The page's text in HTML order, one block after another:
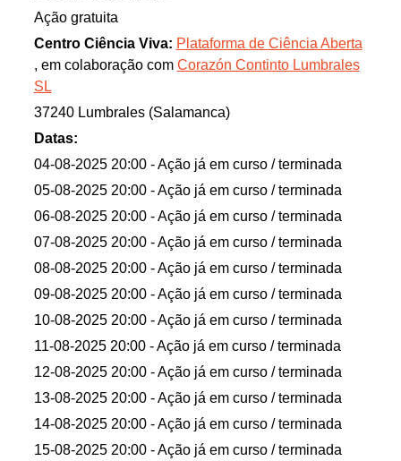
La iniciativa Oeste de Salamanca con los cinco
sentidos consiste en degustaciones de vino y aove
elaborados en el territorio, con un enfoque
divulgativo, experiencial y sensorial. El objetivo es
dar a conocer al público que visita el territorio la
diversidad y la identidad de los productos propios,
específicamente el vino y el aceite de oliva virgen
extra.
PT:
Corazón Continto Lumbrales é uma empresa
dedicada à promoção e comercialização de vinhos e
outros produtos agrícolas do oeste de Salamanca. A
Sentidos" consiste em provas de vinhos por toda a
região, com um enfoque informativo, vivencial e
sensorial. O objetivo é sensibilizar os visitantes para
a diversidade e identidade dos seus produtos,
especialmente dos seus vinhos e do azeite virgem
Ação gratuita
Centro Ciência Viva: Plataforma de Ciência Aberta
, em colaboração com Corazón Continto Lumbrales
SL
37240 Lumbrales (Salamanca)
Datas:
04-08-2025 20:00 - Ação já em curso / terminada
05-08-2025 20:00 - Ação já em curso / terminada
06-08-2025 20:00 - Ação já em curso / terminada
07-08-2025 20:00 - Ação já em curso / terminada
08-08-2025 20:00 - Ação já em curso / terminada
09-08-2025 20:00 - Ação já em curso / terminada
10-08-2025 20:00 - Ação já em curso / terminada
11-08-2025 20:00 - Ação já em curso / terminada
12-08-2025 20:00 - Ação já em curso / terminada
13-08-2025 20:00 - Ação já em curso / terminada
14-08-2025 20:00 - Ação já em curso / terminada
15-08-2025 20:00 - Ação já em curso / terminada